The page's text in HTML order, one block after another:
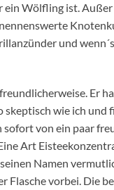
ein Wölfling ist.
und
Er
wie ich und
sofort von ein paar
Art
Namen
Flasche vorbei. Die